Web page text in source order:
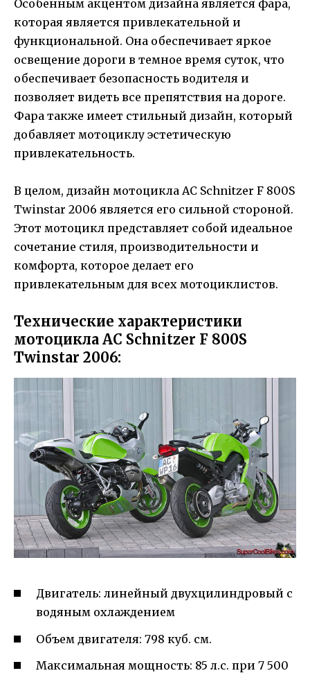
Особенным акцентом дизайна является фара,
которая является привлекательной и
функциональной. Она обеспечивает яркое
освещение дороги в темное время суток, что
обеспечивает безопасность водителя и
позволяет видеть все препятствия на дороге.
Фара также имеет стильный дизайн, который
добавляет мотоциклу эстетическую
привлекательность.
В целом, дизайн мотоцикла AC Schnitzer F 800S
Twinstar 2006 является его сильной стороной.
Этот мотоцикл представляет собой идеальное
сочетание стиля, производительности и
комфорта, которое делает его
привлекательным для всех мотоциклистов.
Технические характеристики
мотоцикла AC Schnitzer F 800S
Twinstar 2006:
Двигатель: линейный двухцилиндровый с
водяным охлаждением
Объем двигателя: 798 куб. см.
Максимальная мощность: 85 л.с. при 7 500